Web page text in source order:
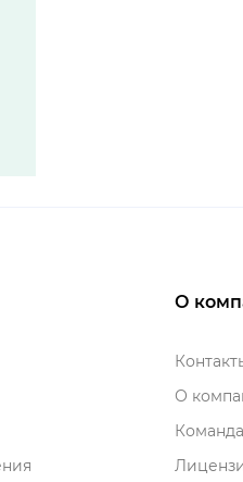
О
О
Команда